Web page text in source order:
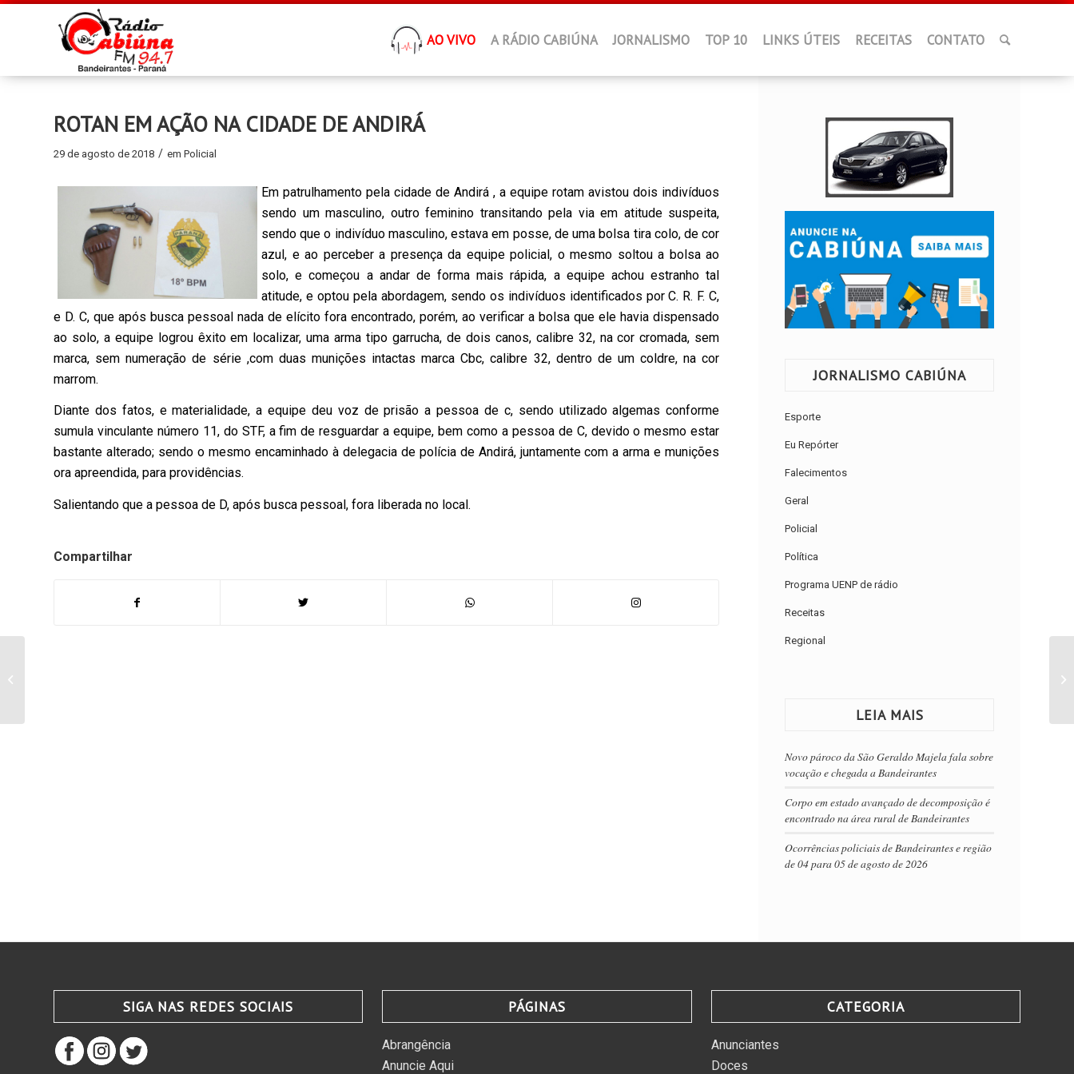
AO VIVO A RÁDIO CABIÚNA JORNALISMO TOP 10 LINKS ÚTEIS RECEITAS CONTATO
ROTAN EM AÇÃO NA CIDADE DE ANDIRÁ
29 de agosto de 2018 / em Policial
Em patrulhamento pela cidade de Andirá , a equipe rotam avistou dois indivíduos
sendo um masculino, outro feminino transitando pela via em atitude suspeita,
sendo que o indivíduo masculino, estava em posse, de uma bolsa tira colo, de cor
azul, e ao perceber a presença da equipe policial, o mesmo soltou a bolsa ao
solo, e começou a andar de forma mais rápida, a equipe achou estranho tal
atitude, e optou pela abordagem, sendo os indivíduos identificados por C. R. F. C,
e D. C, que após busca pessoal nada de elícito fora encontrado, porém, ao verificar a bolsa que ele havia dispensado
ao solo, a equipe logrou êxito em localizar, uma arma tipo garrucha, de dois canos, calibre 32, na cor cromada, sem
marca, sem numeração de série ,com duas munições intactas marca Cbc, calibre 32, dentro de um coldre, na cor
marrom.
Diante dos fatos, e materialidade, a equipe deu voz de prisão a pessoa de c, sendo utilizado algemas conforme
sumula vinculante número 11, do STF, a fim de resguardar a equipe, bem como a pessoa de C, devido o mesmo estar
bastante alterado; sendo o mesmo encaminhado à delegacia de polícia de Andirá, juntamente com a arma e munições
ora apreendida, para providências.
Salientando que a pessoa de D, após busca pessoal, fora liberada no local.
Compartilhar
JORNALISMO CABIÚNA
Esporte
Eu Repórter
Falecimentos
Geral
Policial
Política
Programa UENP de rádio
Receitas
Regional
LEIA MAIS
Novo pároco da São Geraldo Majela fala sobre
vocação e chegada a Bandeirantes
Corpo em estado avançado de decomposição é
encontrado na área rural de Bandeirantes
Ocorrências policiais de Bandeirantes e região
de 04 para 05 de agosto de 2026
SIGA NAS REDES SOCIAIS PÁGINAS
Abrangência
Anuncie Aqui
CATEGORIA
Anunciantes
Doces